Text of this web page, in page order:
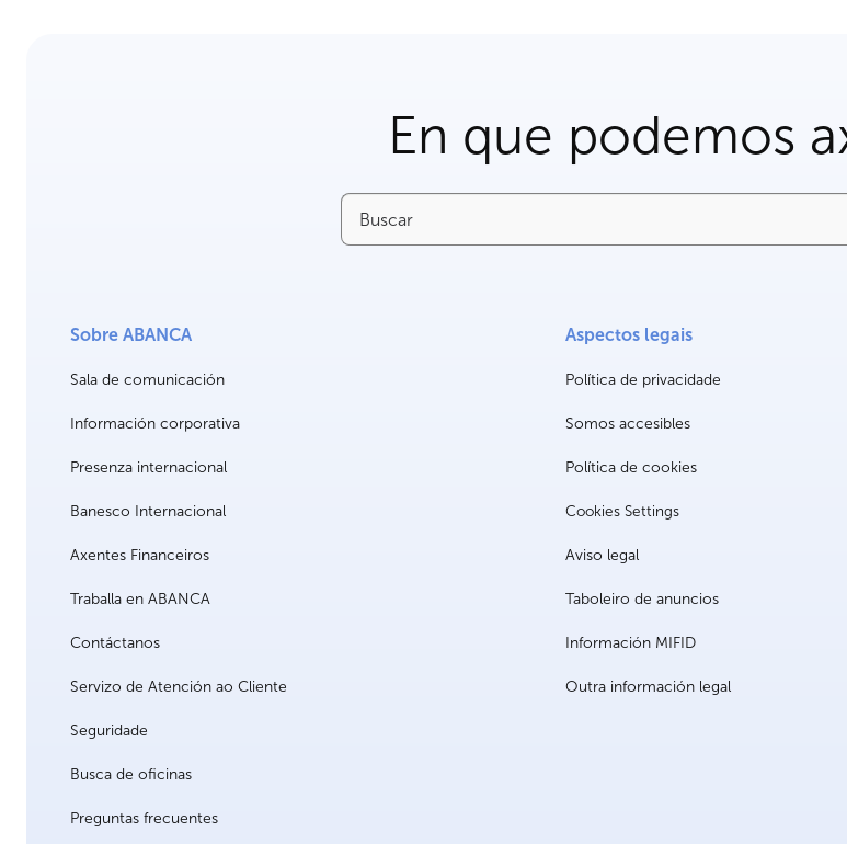
En que podemos
Buscar
Sobre ABANCA
Sala de comunicación
Información corporativa
Presenza internacional
Banesco Internacional
Axentes Financeiros
Traballa en ABANCA
Contáctanos
Servizo de Atención ao Cliente
Seguridade
Busca de oficinas
Preguntas frecuentes
Aspectos legais
Política de privacidade
Somos accesibles
Política de cookies
Cookies Settings
Aviso legal
Taboleiro de anuncios
Información MIFID
Outra información legal